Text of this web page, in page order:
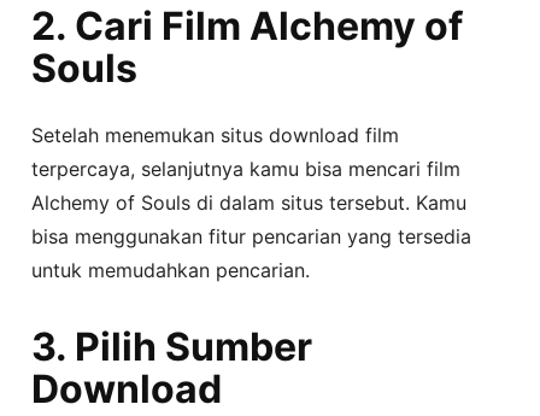
2. Cari Film Alchemy of
Souls
Setelah menemukan situs download film
terpercaya, selanjutnya kamu bisa mencari film
Alchemy of Souls di dalam situs tersebut. Kamu
bisa menggunakan fitur pencarian yang tersedia
untuk memudahkan pencarian.
3. Pilih Sumber
Download